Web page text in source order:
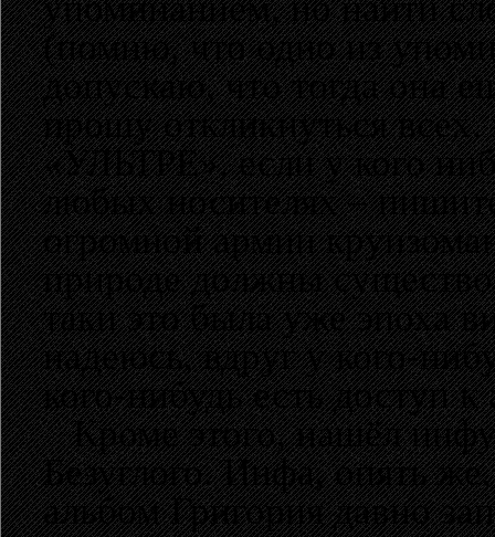
(помню, что одно из
допускаю, что тогда она
прошу откликнуться
«УЛЬТРЕ», если у кого
любых носителях –
огромной армии
природе должны
таки это была уже эпоха
надеюсь, вдруг у кого-
кого-нибудь есть доступ
Кроме этого, нашёл инфу
Безуглого. Инфа, опять
альбом Григория давно